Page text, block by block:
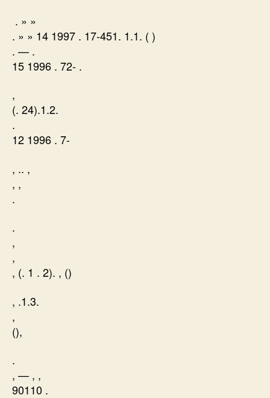
. » »
. » » 14 1997 . 17-451. 1.1. ( )
. — .
15 1996 . 72- .
,
(. 24).1.2.
.
12 1996 . 7-
, .. ,
, ,
.
.
,
,
, (. 1 . 2). , ()
, .1.3.
,
(),
.
, — , ,
90110 .